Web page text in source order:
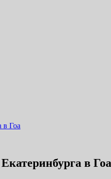
в Гоа
в Гоа